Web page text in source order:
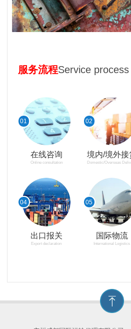
服务流程Service process
01
在线咨询
Online consultation
02
境内/境外接
Domestic/Overseas
04
出口报关
Export declaration
05
国际物流
International Logistics